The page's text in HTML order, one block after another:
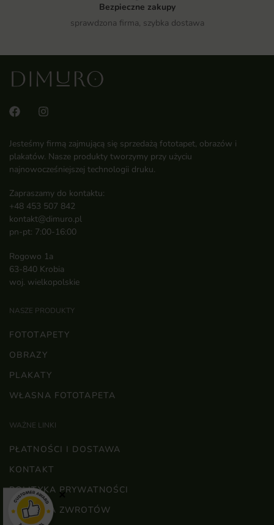
Bezpieczne zakupy
sprawdzona firma, szybka dostawa
Jesteśmy firmą zajmującą się sprzedażą fototapet, obrazów i
plakatów. Nasze produkty tworzymy przy użyciu
najnowocześniejszej technologii druku.
Zapraszamy do kontaktu:
+48 453 507 842
kontakt@dimuro.pl
pn-pt: 7:00-16:00
Rogowo 1a
63-840 Krobia
woj. wielkopolskie
NASZE PRODUKTY
FOTOTAPETY
OBRAZY
PLAKATY
WŁASNA FOTOTAPETA
WAŻNE LINKI
PŁATNOŚCI I DOSTAWA
KONTAKT
POLITYKA PRYWATNOŚCI
POLITYKA ZWROTÓW
×